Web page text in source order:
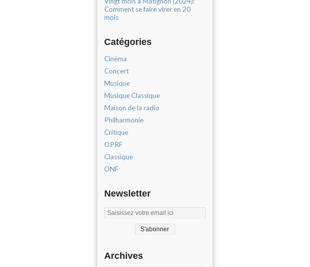
Comment se faire virer en 20
mois
Catégories
Cinéma
Concert
Musique
Musique Classique
Maison de la radio
Philharmonie
Critique
OPRF
Classique
ONF
Newsletter
Archives